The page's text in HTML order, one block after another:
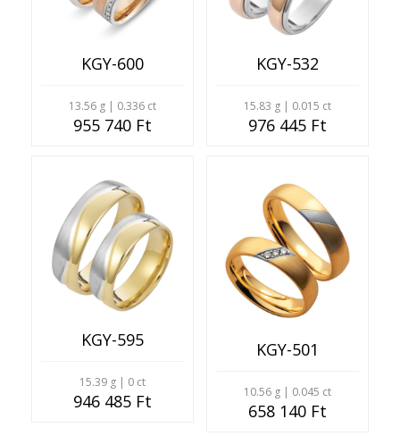
KGY-600
13.56 g | 0.336 ct
955 740 Ft
KGY-532
15.83 g | 0.015 ct
976 445 Ft
KGY-595
15.39 g | 0 ct
946 485 Ft
KGY-501
10.56 g | 0.045 ct
658 140 Ft